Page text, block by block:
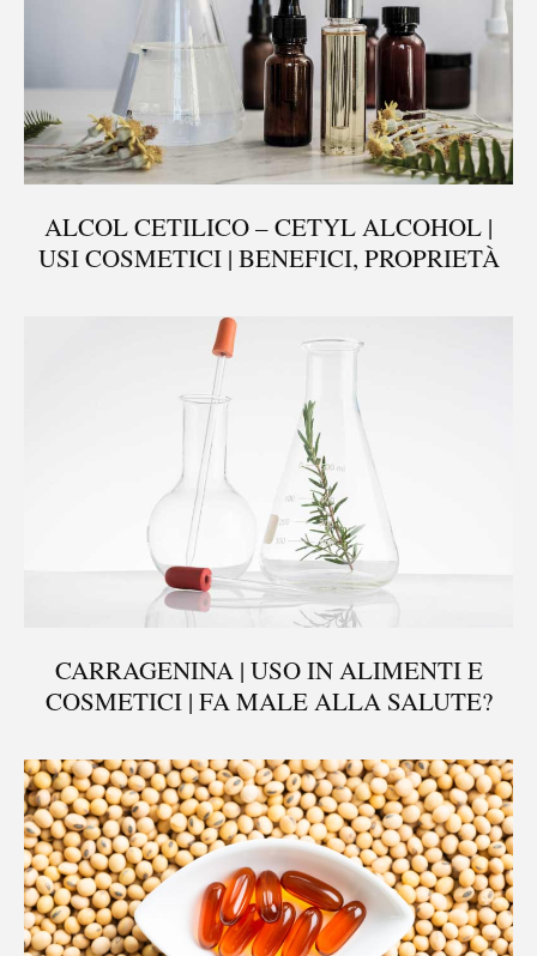
ALCOL CETILICO – CETYL ALCOHOL |
USI COSMETICI | BENEFICI, PROPRIETÀ
CARRAGENINA | USO IN ALIMENTI E
COSMETICI | FA MALE ALLA SALUTE?